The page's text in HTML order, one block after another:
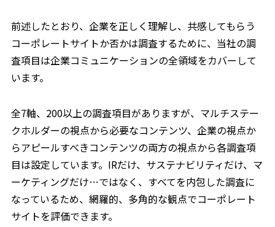
前述したとおり、企業を正しく理解し、共感してもらう
コーポレートサイトか否かは調査するために、当社の調
査項目は企業コミュニケーションの全領域をカバーして
います。
全7軸、200以上の調査項目がありますが、マルチステー
クホルダーの視点から必要なコンテンツ、企業の視点か
らアピールすべきコンテンツの両方の視点から各調査項
目は設定しています。IRだけ、サステナビリティだけ、マ
ーケティングだけ…ではなく、すべてを内包した調査に
なっているため、網羅的、多角的な観点でコーポレート
サイトを評価できます。